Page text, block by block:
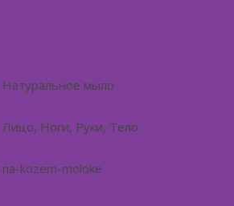
Натуральное мыло
Лицо, Ноги, Руки, Тело
na-kozem-moloke